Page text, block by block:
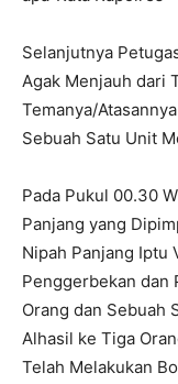
Selanjutnya
Agak Menjauh dari
Temanya/
Sebuah Satu Unit
Pada Pukul 00.30
Panjang yang
Nipah Panjang Iptu
Penggerbekan dan
Orang dan Sebuah
Alhasil ke Tiga
Telah Melakukan